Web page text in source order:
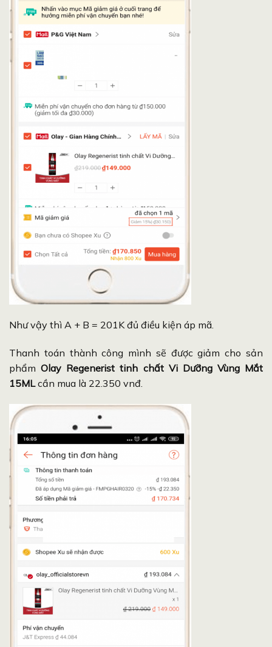
Như vậy thì A + B = 201K đủ điều kiện áp mã.
Thanh toán thành công mình sẽ được giảm cho sản
phẩmOlay Regenerist tinh chất Vi Dưỡng Vùng Mắt
15MLcần mua là 22.350 vnđ.